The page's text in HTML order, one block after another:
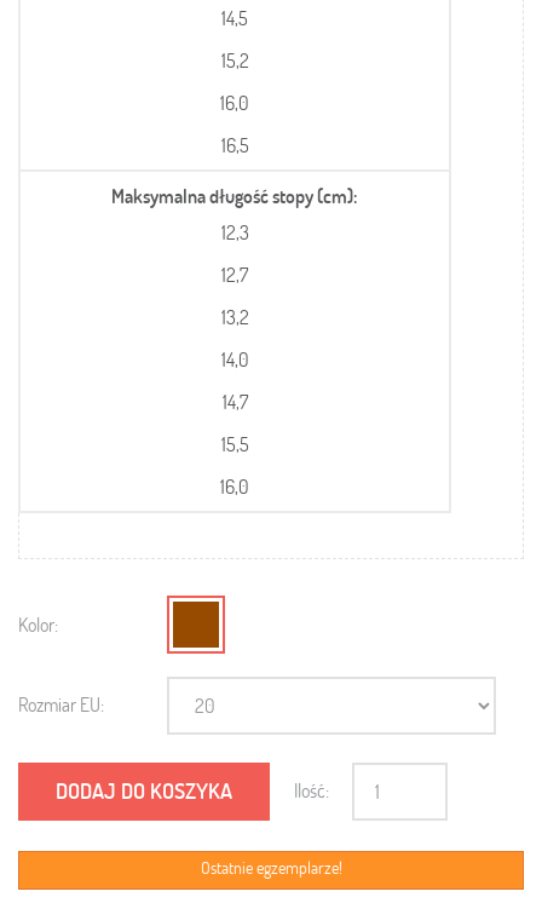
14,5
15,2
16,0
16,5
Maksymalna długość stopy (cm)
12,3
12,7
13,2
14,0
14,7
15,5
16,0
Kolor:
Rozmiar EU:
DODAJ DO KOSZYKA Ilość:
Ostatnie egzemplarze!